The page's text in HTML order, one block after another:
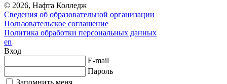
© 2026, Нафта Колледж
Сведения об образовательной организации
Пользовательское соглашение
Политика обработки персональных данных
en
Вход
E-mail
Пароль
Запомнить меня